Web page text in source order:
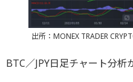
出所：MONEX TRADER
BTC／JPY日足チャート分析